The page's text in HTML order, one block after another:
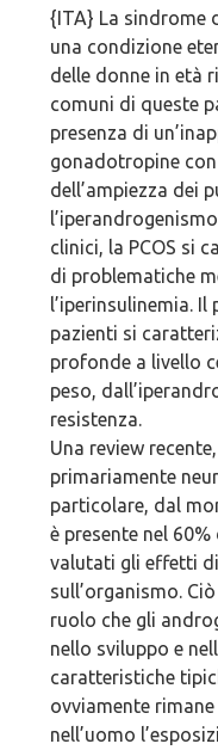
{ITA} La sindrome
una condizione
delle donne in età
comuni di queste
presenza di
gonadotropine
dell’ampiezza dei
clinici, la PCOS si
di problematiche
l’iperinsulinemia.
pazienti si
profonde a livello
peso,
resistenza.
Una review
primariamente
particolare, dal
è presente nel
valutati gli effetti
sull’organismo.
ruolo che gli
nello sviluppo e
caratteristiche
ovviamente
nell’uomo